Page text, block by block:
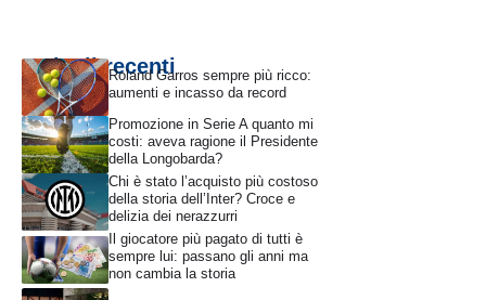
Articoli recentiRoland Garros sempre più ricco:
aumenti e incasso da record
Promozione in Serie A quanto mi
costi: aveva ragione il Presidente
della Longobarda?
Chi è stato l’acquisto più costoso
della storia dell’Inter? Croce e
delizia dei nerazzurri
Il giocatore più pagato di tutti è
sempre lui: passano gli anni ma
non cambia la storia